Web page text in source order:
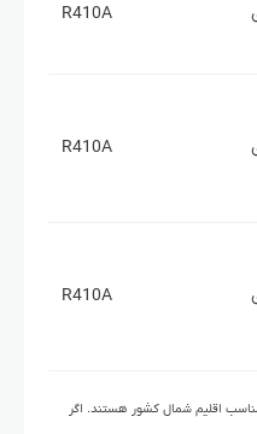
R410A
R410A
R410A
اقلیم شمال کشور هستند. اگر